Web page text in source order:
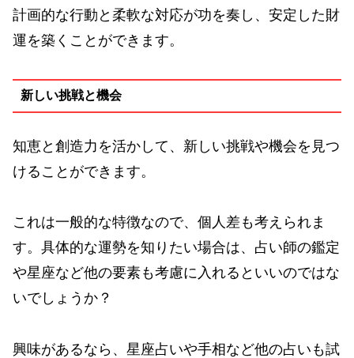
計画的な行動と柔軟な対応が功を奏し、安定した財
運を築くことができます。
新しい挑戦と機会
知恵と創造力を活かして、新しい挑戦や機会を見つ
けることができます。
これは一般的な特徴なので、個人差も考えられま
す。具体的な運勢を知りたい場合は、占い師の鑑定
や星座など他の要素も考慮に入れるといいのではな
いでしょうか？
興味があるなら、星座占いや手相など他の占いも試